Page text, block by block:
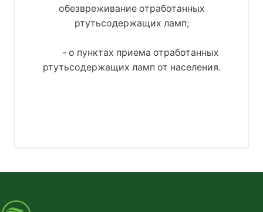
обезвреживание отработанных
ртутьсодержащих ламп;
- о пунктах приема отработанных
ртутьсодержащих ламп от населения.